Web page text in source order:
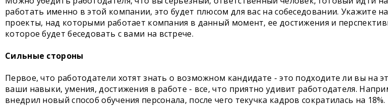
работать именно в этой компании, это будет плюсом для вас на собеседовании. Укажите
проекты, над которыми работает компания в данный момент, ее достижения и
которое будет беседовать с вами на встрече.
Сильные стороны
Первое, что работодатели хотят знать о возможном кандидате - это подходите ли вы на
ваши навыки, умения, достижения в работе - все, что приятно удивит работодателя.
внедрил новый способ обучения персонала, после чего текучка кадров сократилась на 18%.